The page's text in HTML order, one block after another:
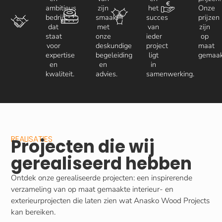
ambitieus
bedrijf
dat
staat
voor
expertise
en
kwaliteit.
zijn
smaak,
met
onze
deskundige
begeleiding
en
advies.
het
succes
van
ieder
project
ligt
in
samenwerking.
Onze
prijzen
zijn
op
maat
REALISATIES
Projecten die wij
gerealiseerd hebben
Ontdek onze gerealiseerde projecten: een inspirerende
verzameling van op maat gemaakte interieur- en
exterieurprojecten die laten zien wat Anasko Wood Projects
kan bereiken.